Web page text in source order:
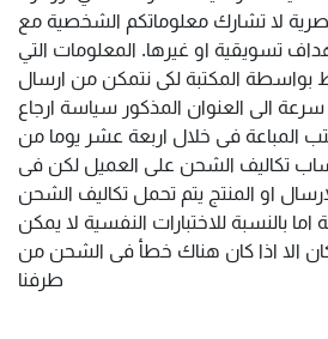
لا تشارك معلوماتكم الشخصية مع
تسويقية او غيرها. المعلومات التي
المكتبة لكى نتمكن من ارسال
الى العنوان المذكور سياسة ارجاع
المباعة فى خلال اربعة عشر يوما من
تكاليف الشحن على العميل لكن فى
او المنتج يتم تحمل تكاليف الشحن
اما بالنسبة للاختبارات النفسية لا يمكن
الا اذا كان هناك خطأ فى الشحن من
طرفنا